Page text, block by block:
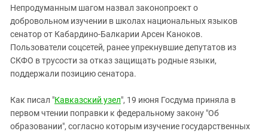
Ростовская область
Северная Осетия - Алания
Ставропольский край
Южная Осетия
Южный Кавказ
Непродуманным шагом назвал законопроект о
добровольном изучении в школах национальных языков
сенатор от Кабардино-Балкарии Арсен Каноков.
Пользователи соцсетей, ранее упрекнувшие депутатов из
СКФО в трусости за отказ защищать родные языки,
поддержали позицию сенатора.
Как писал "Кавказский узел", 19 июня Госдума приняла в
первом чтении поправки к федеральному закону "Об
образовании", согласно которым изучение государственных